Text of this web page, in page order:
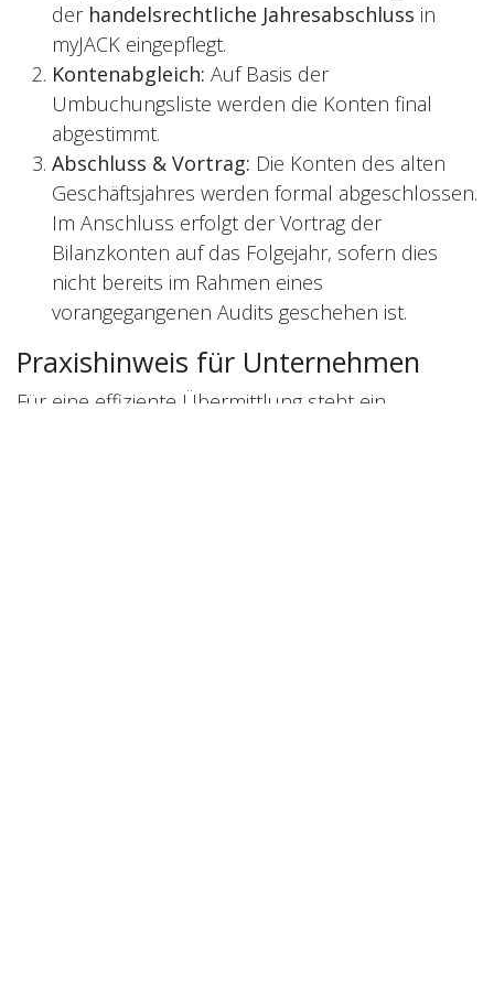
der handelsrechtliche Jahresabschluss in
myJACK eingepflegt.
Kontenabgleich: Auf Basis der
Umbuchungsliste werden die Konten final
abgestimmt.
Abschluss & Vortrag: Die Konten des alten
Geschäftsjahres werden formal abgeschlossen.
Im Anschluss erfolgt der Vortrag der
Bilanzkonten auf das Folgejahr, sofern dies
nicht bereits im Rahmen eines
vorangegangenen Audits geschehen ist.
Praxishinweis für Unternehmen
Für eine effiziente Übermittlung steht ein